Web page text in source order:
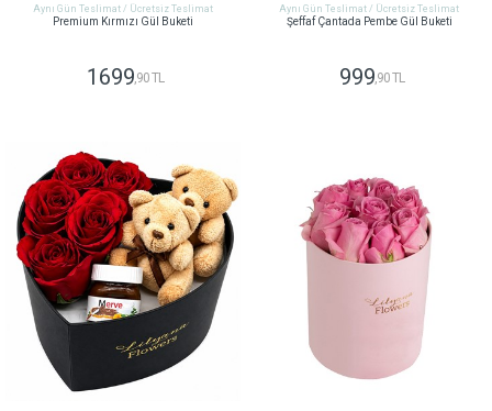
Aynı Gün Teslimat / Ücretsiz Teslimat
Premium Kırmızı Gül Buketi
1699,90 TL
Aynı Gün Teslimat / Ücretsiz Teslimat
Şeffaf Çantada Pembe Gül Buketi
999,90 TL